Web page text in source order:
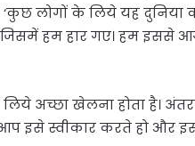
‘कुछ लोगों के लिये यह दुनिया
हम हार गए। हम इससे
अच्छा खेलना होता है।
इसे स्वीकार करते हो और